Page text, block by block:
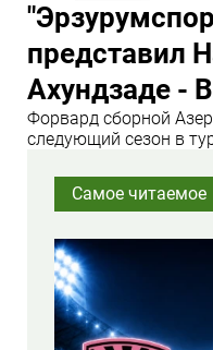
представил
Ахундзаде -
Форвард сборной
следующий сезон в
Самое читаемое